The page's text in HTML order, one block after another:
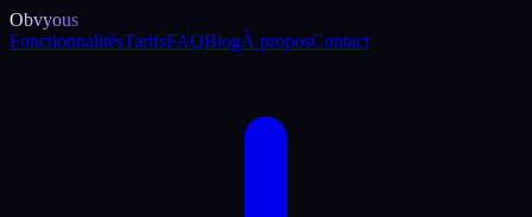
Obvyous
FonctionnalitésTarifsFAQBlogÀ proposContact